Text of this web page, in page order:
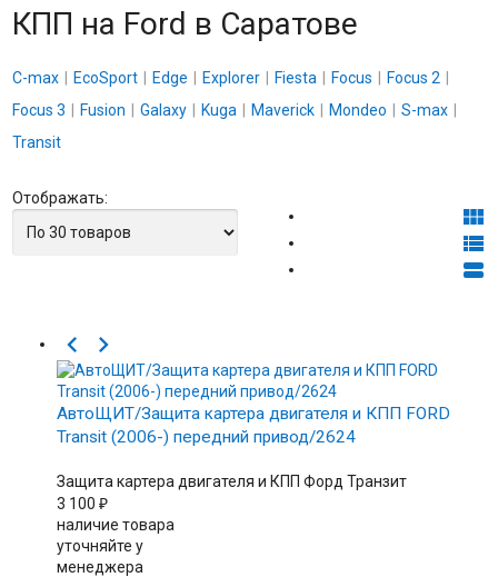
КПП на Ford в Саратове
C-max EcoSport Edge Explorer Fiesta Focus
Focus 2
Focus 3
Fusion Galaxy Kuga Maverick Mondeo
S-max
Transit
Отображать:



 
АвтоЩИТ/Защита картера двигателя и КПП FORD
Transit (2006-) передний привод/2624
Защита картера двигателя и КПП Форд Транзит
3 100 ₽
наличие товара
уточняйте у
менеджера